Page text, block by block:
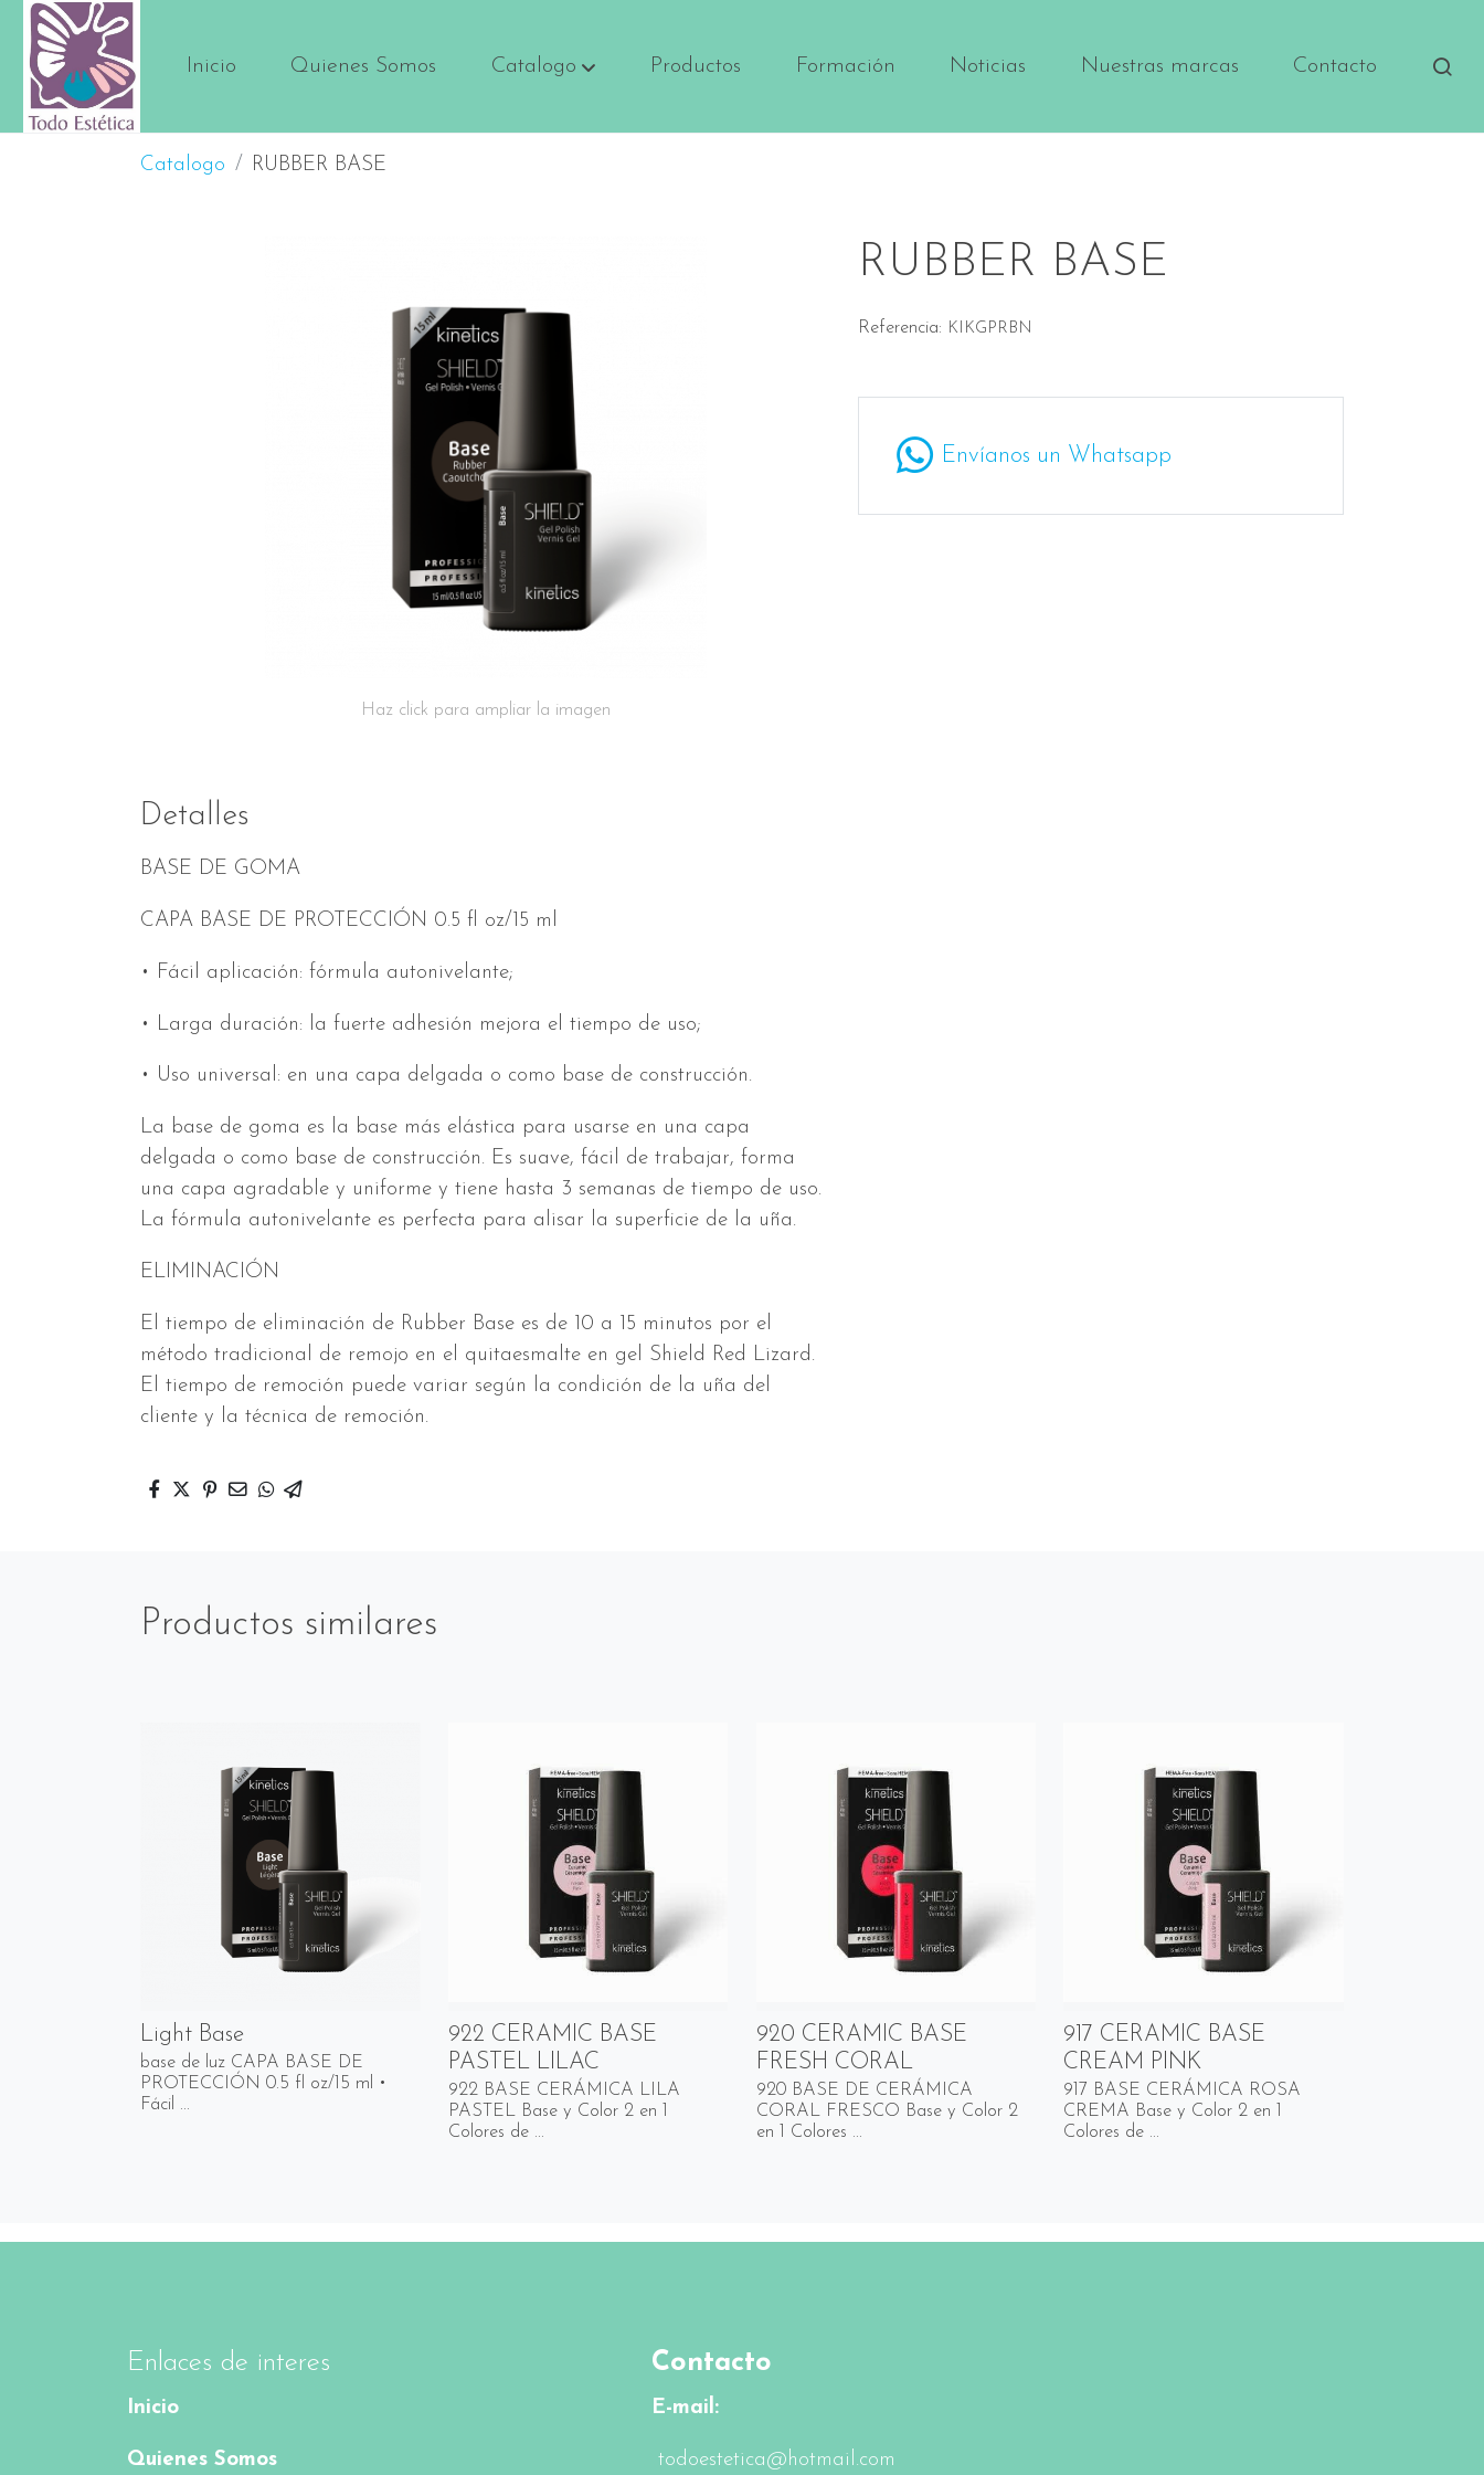
Inicio Quienes Somos Catalogo Productos Formación Noticias Nuestras marcas Contacto
Catalogo RUBBER BASE
Haz click para ampliar la imagen
Detalles
BASE DE GOMA
CAPA BASE DE PROTECCIÓN 0.5 fl oz/15 ml
• Fácil aplicación: fórmula autonivelante;
• Larga duración: la fuerte adhesión mejora el tiempo de uso;
• Uso universal: en una capa delgada o como base de construcción.
La base de goma es la base más elástica para usarse en una capa
delgada o como base de construcción. Es suave, fácil de trabajar, forma
una capa agradable y uniforme y tiene hasta 3 semanas de tiempo de uso.
La fórmula autonivelante es perfecta para alisar la superficie de la uña.
ELIMINACIÓN
El tiempo de eliminación de Rubber Base es de 10 a 15 minutos por el
método tradicional de remojo en el quitaesmalte en gel Shield Red Lizard.
El tiempo de remoción puede variar según la condición de la uña del
cliente y la técnica de remoción.
RUBBER BASE
Referencia: KIKGPRBN
Envíanos un Whatsapp
Productos similares
Light Base
base de luz CAPA BASE DE
PROTECCIÓN 0.5 fl oz/15 ml •
Fácil ...
922 CERAMIC BASE
PASTEL LILAC
922 BASE CERÁMICA LILA
PASTEL Base y Color 2 en 1
Colores de ...
920 CERAMIC BASE
FRESH CORAL
920 BASE DE CERÁMICA
CORAL FRESCO Base y Color 2
en 1 Colores ...
917 CERAMIC BASE
CREAM PINK
917 BASE CERÁMICA ROSA
CREMA Base y Color 2 en 1
Colores de ...
Enlaces de interes
Inicio
Quienes Somos
Contacto
E-mail:
todoestetica@hotmail.com